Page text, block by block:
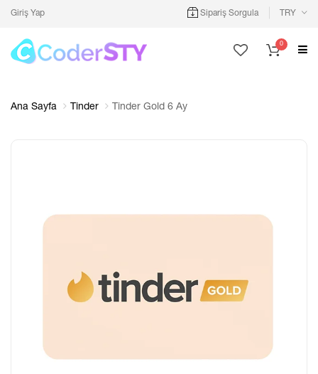
Giriş Yap Sipariş Sorgula TRY
0
Ana Sayfa Tinder Tinder Gold 6 Ay